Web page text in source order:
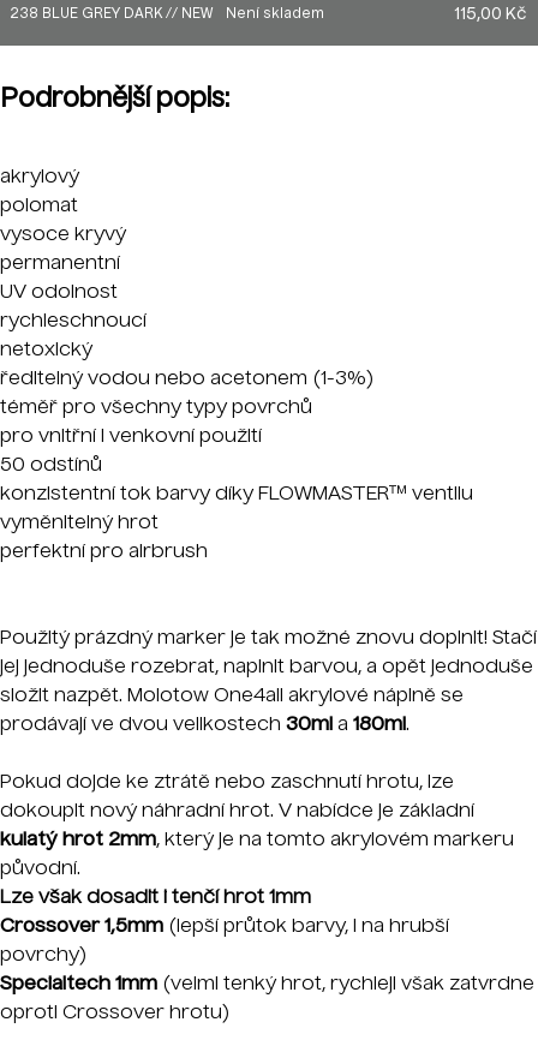
238 BLUE GREY DARK // NEW Není skladem 115,00 Kč
Podrobnější popis:
akrylový
polomat
vysoce kryvý
permanentní
UV odolnost
rychleschnoucí
netoxický
ředitelný vodou nebo acetonem (1-3%)
téměř pro všechny typy povrchů
pro vnitřní i venkovní použití
50 odstínů
konzistentní tok barvy díky FLOWMASTER™ ventilu
vyměnitelný hrot
perfektní pro airbrush
Použitý prázdný marker je tak možné znovu doplnit! Stačí
jej jednoduše rozebrat, naplnit barvou, a opět jednoduše
složit nazpět. Molotow One4all akrylové náplně se
prodávají ve dvou velikostech 30ml a 180ml.
Pokud dojde ke ztrátě nebo zaschnutí hrotu, lze
dokoupit nový náhradní hrot. V nabídce je základní
kulatý hrot 2mm, který je na tomto akrylovém markeru
původní.
Lze však dosadit i tenčí hrot 1mm
Crossover 1,5mm (lepší průtok barvy, i na hrubší
povrchy)
Specialtech 1mm (velmi tenký hrot, rychleji však zatvrdne
oproti Crossover hrotu)